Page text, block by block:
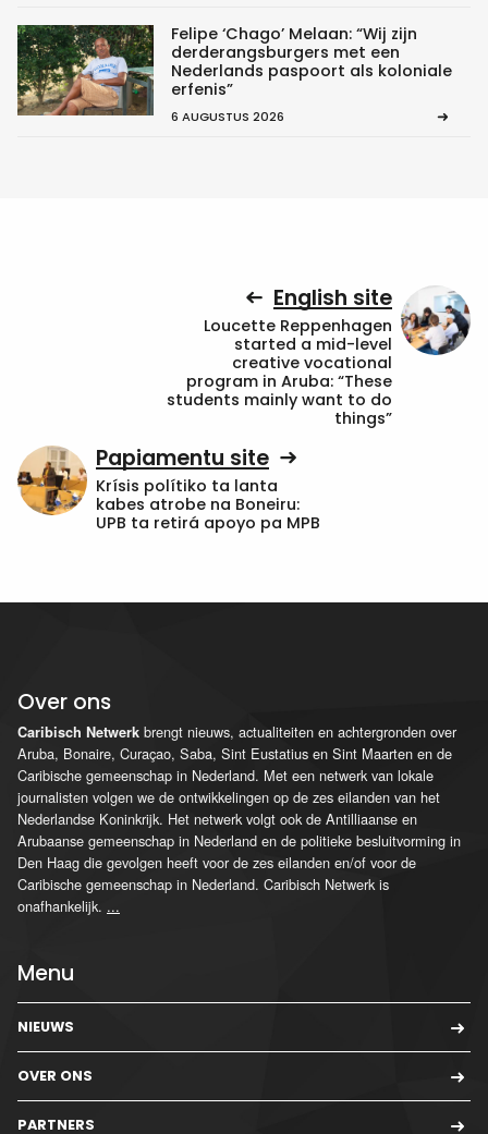
Felipe ‘Chago’ Melaan: “Wij zijn
derderangsburgers met een
Nederlands paspoort als koloniale
erfenis”
6 AUGUSTUS 2026
English site
Loucette Reppenhagen
started a mid-level
creative vocational
program in Aruba: “These
students mainly want to do
things”
Papiamentu site
Krísis polítiko ta lanta
kabes atrobe na Boneiru:
UPB ta retirá apoyo pa MPB
Over ons
Caribisch Netwerk brengt nieuws, actualiteiten en achtergronden over
Aruba, Bonaire, Curaçao, Saba, Sint Eustatius en Sint Maarten en de
Caribische gemeenschap in Nederland. Met een netwerk van lokale
journalisten volgen we de ontwikkelingen op de zes eilanden van het
Nederlandse Koninkrijk. Het netwerk volgt ook de Antilliaanse en
Arubaanse gemeenschap in Nederland en de politieke besluitvorming in
Den Haag die gevolgen heeft voor de zes eilanden en/of voor de
Caribische gemeenschap in Nederland. Caribisch Netwerk is
onafhankelijk. ...
Menu
NIEUWS
OVER ONS
PARTNERS